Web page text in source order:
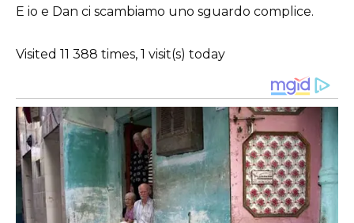
E io e Dan ci scambiamo uno sguardo complice.
Visited 11 388 times, 1 visit(s) today